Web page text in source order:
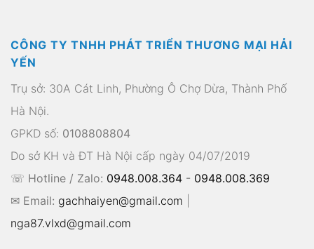
CÔNG TY TNHH PHÁT TRIỂN THƯƠNG MẠI HẢI
YẾN
Trụ sở: 30A Cát Linh, Phường Ô Chợ Dừa, Thành Phố
Hà Nội.
GPKD số: 0108808804
Do sở KH và ĐT Hà Nội cấp ngày 04/07/2019
☏ Hotline / Zalo: 0948.008.364 - 0948.008.369
✉ Email: gachhaiyen@gmail.com
nga87.vlxd@gmail.com